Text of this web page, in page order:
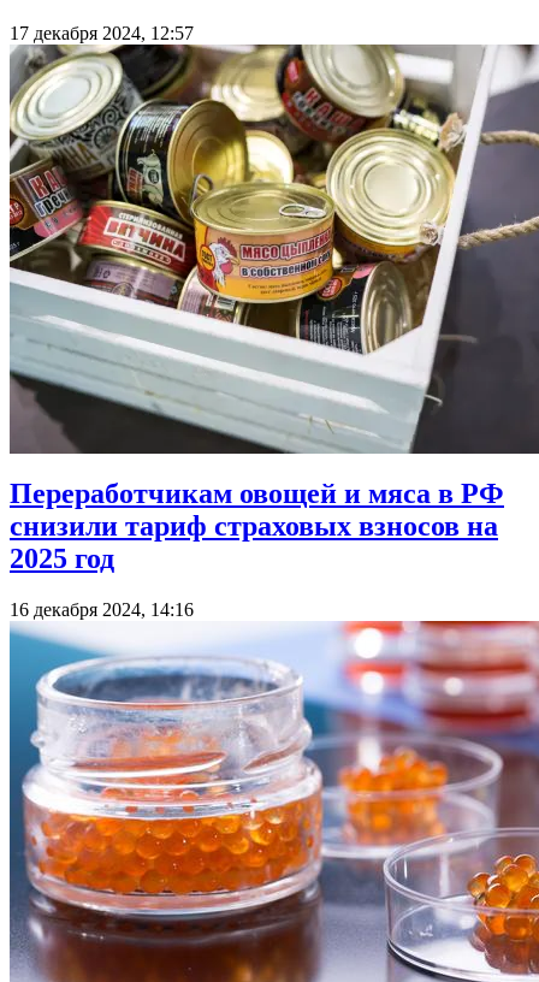
17 декабря 2024, 12:57
Переработчикам овощей и мяса в РФ
снизили тариф страховых взносов на
2025 год
16 декабря 2024, 14:16